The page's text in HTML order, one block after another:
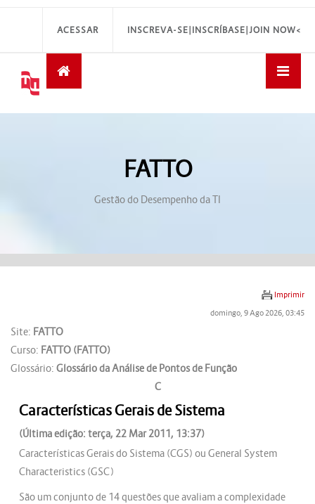
INSCREVA-SE|INSCRÍBASE|JOIN NOW<
ACESSAR
FATTO
Gestão do Desempenho da TI
Imprimir
domingo, 9 Ago 2026, 03:45
Site: FATTO
Curso: FATTO (FATTO)
Glossário: Glossário da Análise de Pontos de Função
C
Características Gerais de Sistema
(Última edição: terça, 22 Mar 2011, 13:37)
Características Gerais do Sistema (CGS) ou General System
Characteristics (GSC)
São um conjunto de 14 questões que avaliam a complexidade